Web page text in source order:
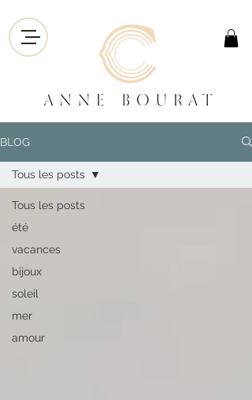
BLOG
Tous les posts
été
vacances
bijoux
soleil
mer
amour
Tous les posts